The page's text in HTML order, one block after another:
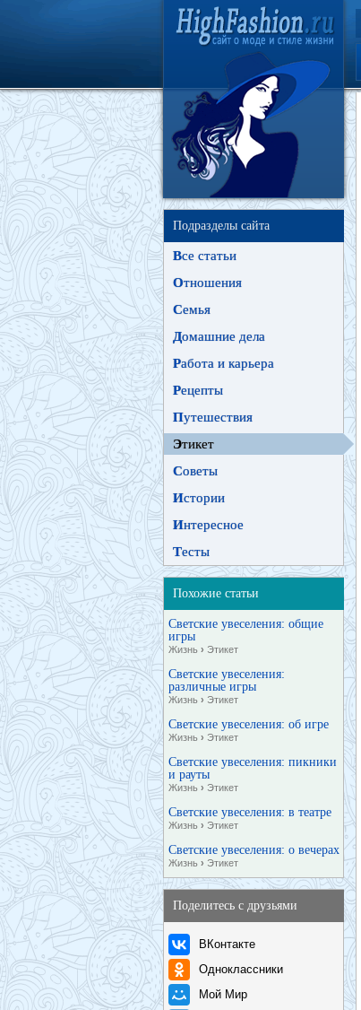
Подразделы сайта
Все статьи
Отношения
Семья
Домашние дела
Работа и карьера
Рецепты
Путешествия
Этикет
Советы
Истории
Интересное
Тесты
Похожие статьи
Светские увеселения: общие
игры
Жизнь › Этикет
Светские увеселения:
различные игры
Жизнь › Этикет
Светские увеселения: об игре
Жизнь › Этикет
Светские увеселения: пикники
и рауты
Жизнь › Этикет
Светские увеселения: в театре
Жизнь › Этикет
Светские увеселения: о вечерах
Жизнь › Этикет
Поделитесь с друзьями
ВКонтакте
Одноклассники
Мой Мир